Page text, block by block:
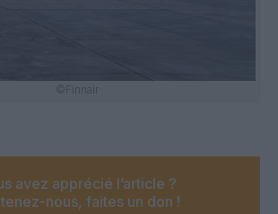
©Finnair
avez apprécié l’article ?
nous, faites un don !